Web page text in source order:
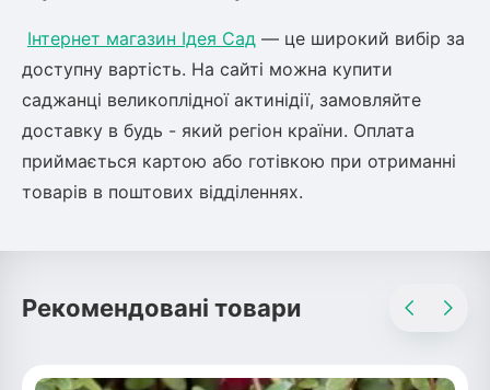
Інтернет магазин Ідея Сад — це широкий вибір за
доступну вартість. На сайті можна купити
саджанці великоплідної актинідії, замовляйте
доставку в будь - який регіон країни. Оплата
приймається картою або готівкою при отриманні
товарів в поштових відділеннях.
Рекомендовані товари